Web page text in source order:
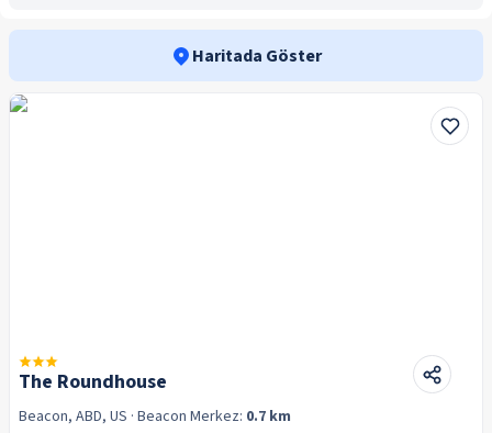
Haritada Göster
The Roundhouse
Beacon, ABD, US · Beacon Merkez: 0.7 km